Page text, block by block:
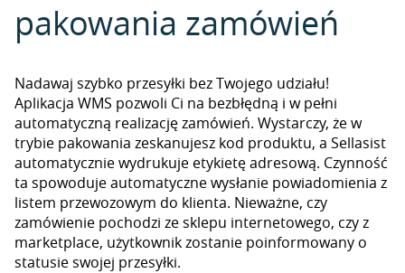
pakowania zamówień
Nadawaj szybko przesyłki bez Twojego udziału!
Aplikacja WMS pozwoli Ci na bezbłędną i w pełni
automatyczną realizację zamówień. Wystarczy, że w
trybie pakowania zeskanujesz kod produktu, a Sellasist
automatycznie wydrukuje etykietę adresową. Czynność
ta spowoduje automatyczne wysłanie powiadomienia z
listem przewozowym do klienta. Nieważne, czy
zamówienie pochodzi ze sklepu internetowego, czy z
marketplace, użytkownik zostanie poinformowany o
statusie swojej przesyłki.